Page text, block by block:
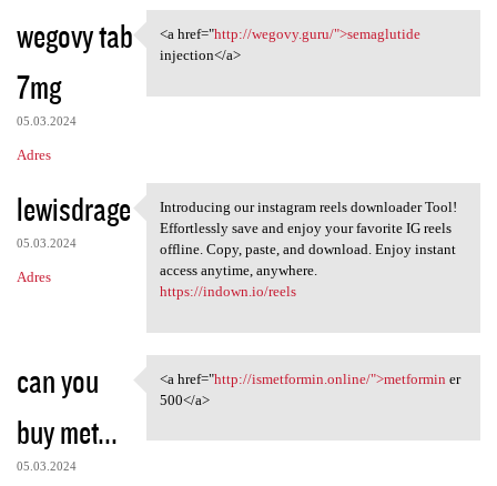
wegovy tab
7mg
05.03.2024
Adres
<a href="http://wegovy.guru/"
<a href="http://wegovy.guru/">semaglutide
injection</a>
lewisdrage
05.03.2024
Adres
Introducing our instagram
Introducing our instagram reels downloader Tool!
Effortlessly save and enjoy your favorite IG reels
offline. Copy, paste, and download. Enjoy instant
access anytime, anywhere.
https://indown.io/reels
can you
buy met...
05.03.2024
<a href="http://ismetformin
<a href="http://ismetformin.online/">metformin er
500</a>